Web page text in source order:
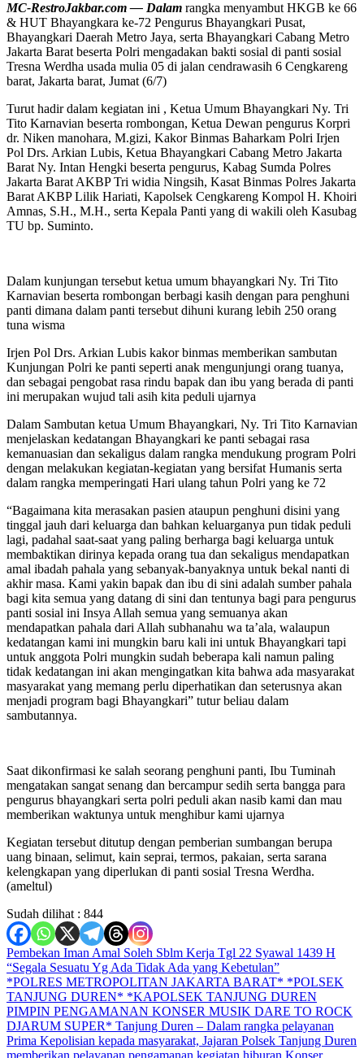
MC-RestroJakbar.com — Dalam rangka menyambut HKGB ke 66
& HUT Bhayangkara ke-72 Pengurus Bhayangkari Pusat,
Bhayangkari Daerah Metro Jaya, serta Bhayangkari Cabang Metro
Jakarta Barat beserta Polri mengadakan bakti sosial di panti sosial
Tresna Werdha usada mulia 05 di jalan cendrawasih 6 Cengkareng
barat, Jakarta barat, Jumat (6/7)
Turut hadir dalam kegiatan ini , Ketua Umum Bhayangkari Ny. Tri
Tito Karnavian beserta rombongan, Ketua Dewan pengurus Korpri
dr. Niken manohara, M.gizi, Kakor Binmas Baharkam Polri Irjen
Pol Drs. Arkian Lubis, Ketua Bhayangkari Cabang Metro Jakarta
Barat Ny. Intan Hengki beserta pengurus, Kabag Sumda Polres
Jakarta Barat AKBP Tri widia Ningsih, Kasat Binmas Polres Jakarta
Barat AKBP Lilik Hariati, Kapolsek Cengkareng Kompol H. Khoiri
Amnas, S.H., M.H., serta Kepala Panti yang di wakili oleh Kasubag
TU bp. Suminto.
Dalam kunjungan tersebut ketua umum bhayangkari Ny. Tri Tito
Karnavian beserta rombongan berbagi kasih dengan para penghuni
panti dimana dalam panti tersebut dihuni kurang lebih 250 orang
tuna wisma
Irjen Pol Drs. Arkian Lubis kakor binmas memberikan sambutan
Kunjungan Polri ke panti seperti anak mengunjungi orang tuanya,
dan sebagai pengobat rasa rindu bapak dan ibu yang berada di panti
ini merupakan wujud tali asih kita peduli ujarnya
Dalam Sambutan ketua Umum Bhayangkari, Ny. Tri Tito Karnavian
menjelaskan kedatangan Bhayangkari ke panti sebagai rasa
kemanuasian dan sekaligus dalam rangka mendukung program Polri
dengan melakukan kegiatan-kegiatan yang bersifat Humanis serta
dalam rangka memperingati Hari ulang tahun Polri yang ke 72
“Bagaimana kita merasakan pasien ataupun penghuni disini yang
tinggal jauh dari keluarga dan bahkan keluarganya pun tidak peduli
lagi, padahal saat-saat yang paling berharga bagi keluarga untuk
membaktikan dirinya kepada orang tua dan sekaligus mendapatkan
amal ibadah pahala yang sebanyak-banyaknya untuk bekal nanti di
akhir masa. Kami yakin bapak dan ibu di sini adalah sumber pahala
bagi kita semua yang datang di sini dan tentunya bagi para pengurus
panti sosial ini Insya Allah semua yang semuanya akan
mendapatkan pahala dari Allah subhanahu wa ta’ala, walaupun
kedatangan kami ini mungkin baru kali ini untuk Bhayangkari tapi
untuk anggota Polri mungkin sudah beberapa kali namun paling
tidak kedatangan ini akan mengingatkan kita bahwa ada masyarakat
masyarakat yang memang perlu diperhatikan dan seterusnya akan
menjadi program bagi Bhayangkari” tutur beliau dalam
sambutannya.
Saat dikonfirmasi ke salah seorang penghuni panti, Ibu Tuminah
mengatakan sangat senang dan bercampur sedih serta bangga para
pengurus bhayangkari serta polri peduli akan nasib kami dan mau
memberikan waktunya untuk menghibur kami ujarnya
Kegiatan tersebut ditutup dengan pemberian sumbangan berupa
uang binaan, selimut, kain seprai, termos, pakaian, serta sarana
kelengkapan yang diperlukan di panti sosial Tresna Werdha.
(ameltul)
Sudah dilihat : 844
Navigasi
pos
Pembekan Iman Amal Soleh Sblm Kerja Tgl 22 Syawal 1439 H
“Segala Sesuatu Yg Ada Tidak Ada yang Kebetulan”
*POLRES METROPOLITAN JAKARTA BARAT* *POLSEK
TANJUNG DUREN* *KAPOLSEK TANJUNG DUREN
PIMPIN PENGAMANAN KONSER MUSIK DARE TO ROCK
DJARUM SUPER* Tanjung Duren – Dalam rangka pelayanan
Prima Kepolisian kepada masyarakat, Jajaran Polsek Tanjung Duren